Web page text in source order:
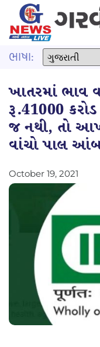
ભાષા:
ખાતરમાં ભાવ
રૂ.41000
જ નથી, તો
વાંચો પાલ
October 19, 2021